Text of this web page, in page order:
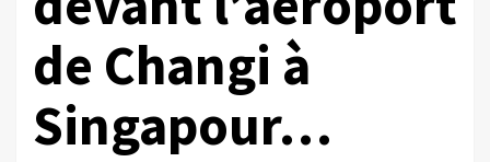
de Changi à
Singapour…